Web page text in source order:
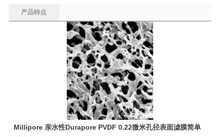
产品特点
Millipore 亲水性Durapore PVDF 0.22微米孔径表面滤膜简单